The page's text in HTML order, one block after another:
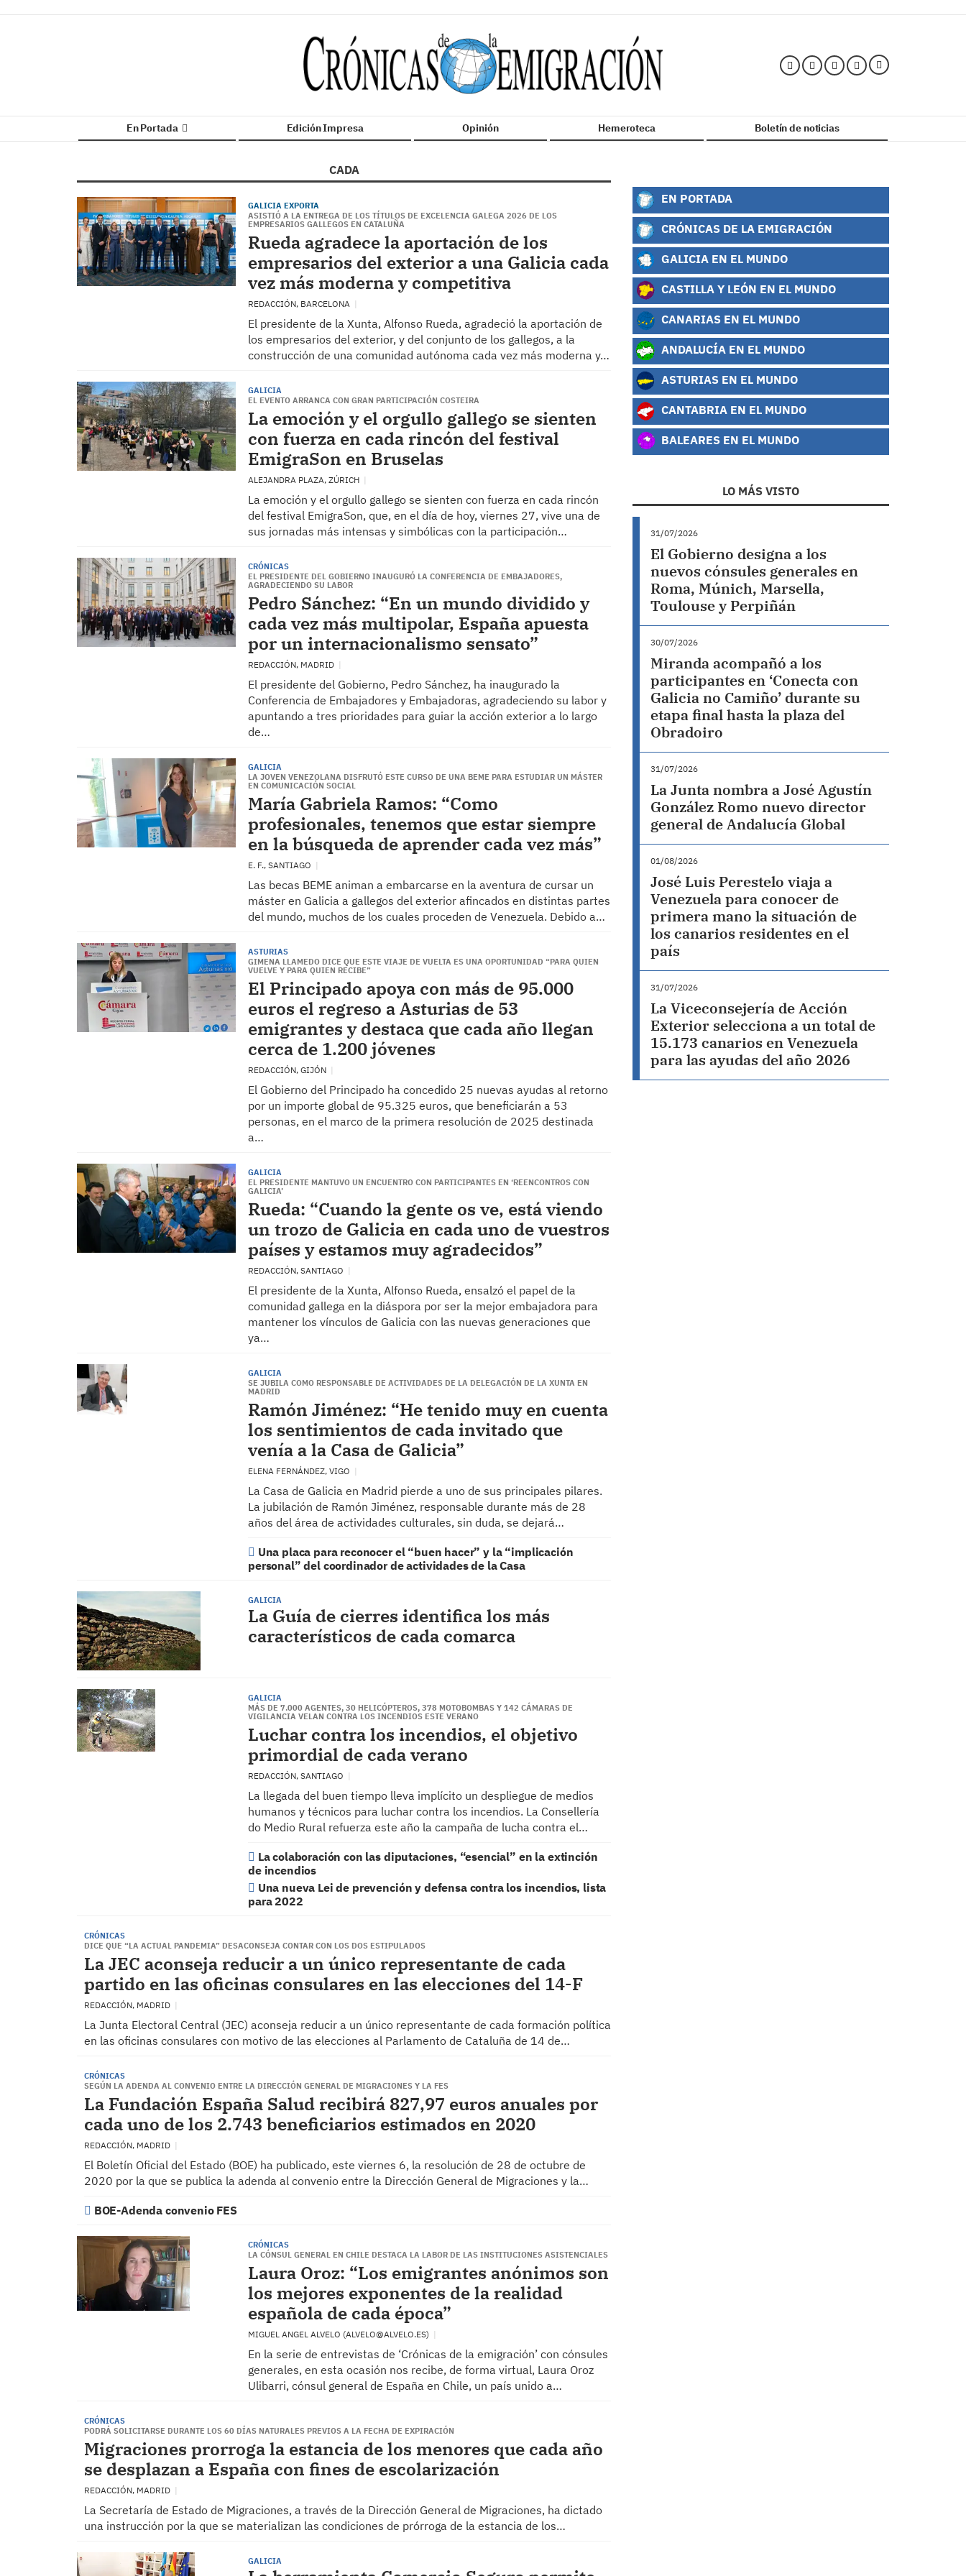
En Portada Edición Impresa Opinión Hemeroteca Boletín de noticias
CADA
GALICIA EXPORTA
ASISTIÓ A LA ENTREGA DE LOS TÍTULOS DE EXCELENCIA GALEGA 2026 DE LOS
EMPRESARIOS GALLEGOS EN CATALUÑA
Rueda agradece la aportación de los
empresarios del exterior a una Galicia cada
vez más moderna y competitiva
REDACCIÓN, BARCELONA
El presidente de la Xunta, Alfonso Rueda, agradeció la aportación de
los empresarios del exterior, y del conjunto de los gallegos, a la
construcción de una comunidad autónoma cada vez más moderna y…
GALICIA
EL EVENTO ARRANCA CON GRAN PARTICIPACIÓN COSTEIRA
La emoción y el orgullo gallego se sienten
con fuerza en cada rincón del festival
EmigraSon en Bruselas
ALEJANDRA PLAZA, ZÚRICH
La emoción y el orgullo gallego se sienten con fuerza en cada rincón
del festival EmigraSon, que, en el día de hoy, viernes 27, vive una de
sus jornadas más intensas y simbólicas con la participación…
CRÓNICAS
EL PRESIDENTE DEL GOBIERNO INAUGURÓ LA CONFERENCIA DE EMBAJADORES,
AGRADECIENDO SU LABOR
Pedro Sánchez: “En un mundo dividido y
cada vez más multipolar, España apuesta
por un internacionalismo sensato”
REDACCIÓN, MADRID
El presidente del Gobierno, Pedro Sánchez, ha inaugurado la
Conferencia de Embajadores y Embajadoras, agradeciendo su labor y
apuntando a tres prioridades para guiar la acción exterior a lo largo
de…
GALICIA
LA JOVEN VENEZOLANA DISFRUTÓ ESTE CURSO DE UNA BEME PARA ESTUDIAR UN MÁSTER
EN COMUNICACIÓN SOCIAL
María Gabriela Ramos: “Como
profesionales, tenemos que estar siempre
en la búsqueda de aprender cada vez más”
E. F., SANTIAGO
Las becas BEME animan a embarcarse en la aventura de cursar un
máster en Galicia a gallegos del exterior afincados en distintas partes
del mundo, muchos de los cuales proceden de Venezuela. Debido a…
ASTURIAS
GIMENA LLAMEDO DICE QUE ESTE VIAJE DE VUELTA ES UNA OPORTUNIDAD “PARA QUIEN
VUELVE Y PARA QUIEN RECIBE”
El Principado apoya con más de 95.000
euros el regreso a Asturias de 53
emigrantes y destaca que cada año llegan
cerca de 1.200 jóvenes
REDACCIÓN, GIJÓN
El Gobierno del Principado ha concedido 25 nuevas ayudas al retorno
por un importe global de 95.325 euros, que beneficiarán a 53
personas, en el marco de la primera resolución de 2025 destinada
a…
GALICIA
EL PRESIDENTE MANTUVO UN ENCUENTRO CON PARTICIPANTES EN ‘REENCONTROS CON
GALICIA’
Rueda: “Cuando la gente os ve, está viendo
un trozo de Galicia en cada uno de vuestros
países y estamos muy agradecidos”
REDACCIÓN, SANTIAGO
El presidente de la Xunta, Alfonso Rueda, ensalzó el papel de la
comunidad gallega en la diáspora por ser la mejor embajadora para
mantener los vínculos de Galicia con las nuevas generaciones que
ya…
GALICIA
SE JUBILA COMO RESPONSABLE DE ACTIVIDADES DE LA DELEGACIÓN DE LA XUNTA EN
MADRID
Ramón Jiménez: “He tenido muy en cuenta
los sentimientos de cada invitado que
venía a la Casa de Galicia”
ELENA FERNÁNDEZ, VIGO
La Casa de Galicia en Madrid pierde a uno de sus principales pilares.
La jubilación de Ramón Jiménez, responsable durante más de 28
años del área de actividades culturales, sin duda, se dejará…
Una placa para reconocer el “buen hacer” y la “implicación
personal” del coordinador de actividades de la Casa
GALICIA
La Guía de cierres identifica los más
característicos de cada comarca
GALICIA
MÁS DE 7.000 AGENTES, 30 HELICÓPTEROS, 378 MOTOBOMBAS Y 142 CÁMARAS DE
VIGILANCIA VELAN CONTRA LOS INCENDIOS ESTE VERANO
Luchar contra los incendios, el objetivo
primordial de cada verano
REDACCIÓN, SANTIAGO
La llegada del buen tiempo lleva implícito un despliegue de medios
humanos y técnicos para luchar contra los incendios. La Consellería
do Medio Rural refuerza este año la campaña de lucha contra el…
La colaboración con las diputaciones, “esencial” en la extinción
de incendios
Una nueva Lei de prevención y defensa contra los incendios, lista
para 2022
CRÓNICAS
DICE QUE “LA ACTUAL PANDEMIA” DESACONSEJA CONTAR CON LOS DOS ESTIPULADOS
La JEC aconseja reducir a un único representante de cada
partido en las oficinas consulares en las elecciones del 14-F
REDACCIÓN, MADRID
La Junta Electoral Central (JEC) aconseja reducir a un único representante de cada formación política
en las oficinas consulares con motivo de las elecciones al Parlamento de Cataluña de 14 de…
CRÓNICAS
SEGÚN LA ADENDA AL CONVENIO ENTRE LA DIRECCIÓN GENERAL DE MIGRACIONES Y LA FES
La Fundación España Salud recibirá 827,97 euros anuales por
cada uno de los 2.743 beneficiarios estimados en 2020
REDACCIÓN, MADRID
El Boletín Oficial del Estado (BOE) ha publicado, este viernes 6, la resolución de 28 de octubre de
2020 por la que se publica la adenda al convenio entre la Dirección General de Migraciones y la…
BOE-Adenda convenio FES
CRÓNICAS
LA CÓNSUL GENERAL EN CHILE DESTACA LA LABOR DE LAS INSTITUCIONES ASISTENCIALES
Laura Oroz: “Los emigrantes anónimos son
los mejores exponentes de la realidad
española de cada época”
MIGUEL ANGEL ALVELO (ALVELO@ALVELO.ES)
En la serie de entrevistas de ‘Crónicas de la emigración’ con cónsules
generales, en esta ocasión nos recibe, de forma virtual, Laura Oroz
Ulibarri, cónsul general de España en Chile, un país unido a…
CRÓNICAS
PODRÁ SOLICITARSE DURANTE LOS 60 DÍAS NATURALES PREVIOS A LA FECHA DE EXPIRACIÓN
Migraciones prorroga la estancia de los menores que cada año
se desplazan a España con fines de escolarización
REDACCIÓN, MADRID
La Secretaría de Estado de Migraciones, a través de la Dirección General de Migraciones, ha dictado
una instrucción por la que se materializan las condiciones de prórroga de la estancia de los…
GALICIA
EN PORTADA
CRÓNICAS DE LA EMIGRACIÓN
GALICIA EN EL MUNDO
CASTILLA Y LEÓN EN EL MUNDO
CANARIAS EN EL MUNDO
ANDALUCÍA EN EL MUNDO
ASTURIAS EN EL MUNDO
CANTABRIA EN EL MUNDO
BALEARES EN EL MUNDO
LO MÁS VISTO
31/07/2026
El Gobierno designa a los
nuevos cónsules generales en
Roma, Múnich, Marsella,
Toulouse y Perpiñán
30/07/2026
Miranda acompañó a los
participantes en ‘Conecta con
Galicia no Camiño’ durante su
etapa final hasta la plaza del
Obradoiro
31/07/2026
La Junta nombra a José Agustín
González Romo nuevo director
general de Andalucía Global
01/08/2026
José Luis Perestelo viaja a
Venezuela para conocer de
primera mano la situación de
los canarios residentes en el
país
31/07/2026
La Viceconsejería de Acción
Exterior selecciona a un total de
15.173 canarios en Venezuela
para las ayudas del año 2026